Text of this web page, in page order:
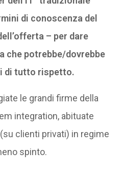
di conoscenza del
– per dare
che potrebbe/dovrebbe
di tutto rispetto.
le grandi firme della
integration, abituate
clienti privati) in regime
spinto.